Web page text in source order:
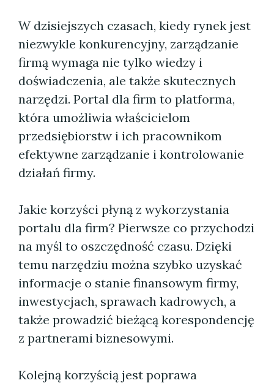
W dzisiejszych czasach, kiedy rynek jest
niezwykle konkurencyjny, zarządzanie
firmą wymaga nie tylko wiedzy i
doświadczenia, ale także skutecznych
narzędzi. Portal dla firm to platforma,
która umożliwia właścicielom
przedsiębiorstw i ich pracownikom
efektywne zarządzanie i kontrolowanie
działań firmy.
Jakie korzyści płyną z wykorzystania
portalu dla firm? Pierwsze co przychodzi
na myśl to oszczędność czasu. Dzięki
temu narzędziu można szybko uzyskać
informacje o stanie finansowym firmy,
inwestycjach, sprawach kadrowych, a
także prowadzić bieżącą korespondencję
z partnerami biznesowymi.
Kolejną korzyścią jest poprawa